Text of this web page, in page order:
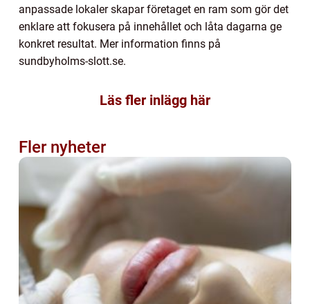
anpassade lokaler skapar företaget en ram som gör det
enklare att fokusera på innehållet och låta dagarna ge
konkret resultat. Mer information finns på
sundbyholms-slott.se.
Läs fler inlägg här
Fler nyheter